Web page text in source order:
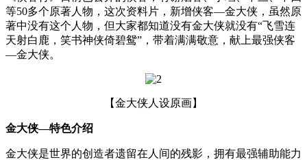
等50多个原著人物，这次资料片，新增侠客—金大侠，虽然原
著中没有这个人物，但大家都知道没有金大侠就没有“飞雪连
天射白鹿，笑书神侠倚碧鸳”，带着满满敬意，献上最强侠客
—金大侠。
【金大侠人设原画】
金大侠—特色介绍
金大侠是世界的创造者遗留在人间的残影，拥有最强辅助能力